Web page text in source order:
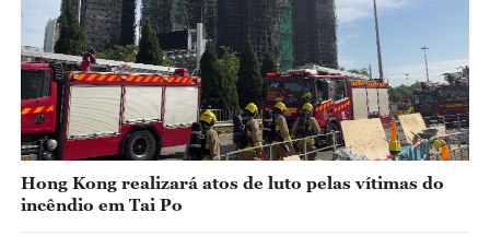
Hong Kong realizará atos de luto pelas vítimas do
incêndio em Tai Po